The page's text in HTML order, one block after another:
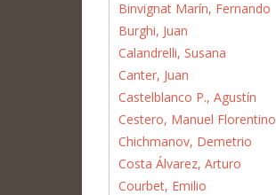
Binvignat Marín, Fernando
Burghi, Juan
Calandrelli, Susana
Canter, Juan
Castelblanco P., Agustín
Cestero, Manuel Florentino
Chichmanov, Demetrio
Costa Álvarez, Arturo
Courbet, Emilio